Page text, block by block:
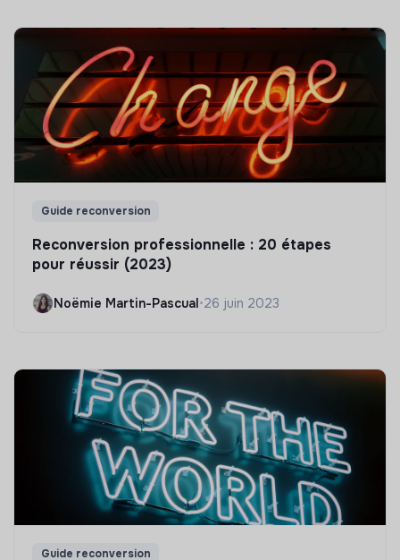
Guide reconversion
Reconversion professionnelle : 20 étapes
pour réussir (2023)
Noëmie Martin-Pascual•26 juin 2023
Guide reconversion